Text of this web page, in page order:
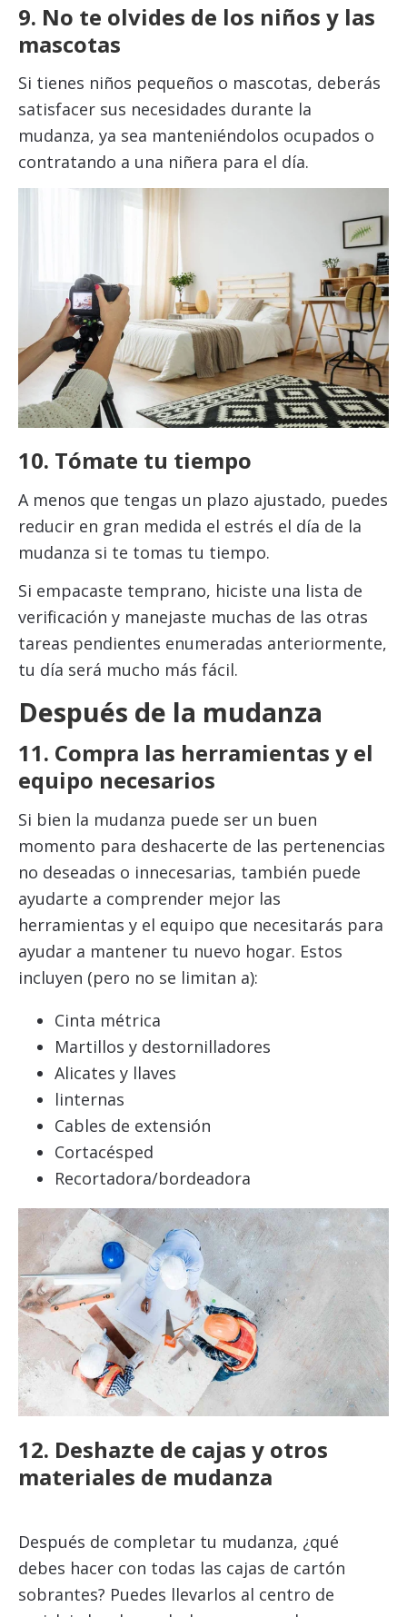
9. No te olvides de los niños y las
mascotas
Si tienes niños pequeños o mascotas, deberás
satisfacer sus necesidades durante la
mudanza, ya sea manteniéndolos ocupados o
contratando a una niñera para el día.
10. Tómate tu tiempo
A menos que tengas un plazo ajustado, puedes
reducir en gran medida el estrés el día de la
mudanza si te tomas tu tiempo.
Si empacaste temprano, hiciste una lista de
verificación y manejaste muchas de las otras
tareas pendientes enumeradas anteriormente,
tu día será mucho más fácil.
Después de la mudanza
11. Compra las herramientas y el
equipo necesarios
Si bien la mudanza puede ser un buen
momento para deshacerte de las pertenencias
no deseadas o innecesarias, también puede
ayudarte a comprender mejor las
herramientas y el equipo que necesitarás para
ayudar a mantener tu nuevo hogar. Estos
incluyen (pero no se limitan a):
Cinta métrica
Martillos y destornilladores
Alicates y llaves
linternas
Cables de extensión
Cortacésped
Recortadora/bordeadora
12. Deshazte de cajas y otros
materiales de mudanza
Después de completar tu mudanza, ¿qué
debes hacer con todas las cajas de cartón
sobrantes? Puedes llevarlos al centro de